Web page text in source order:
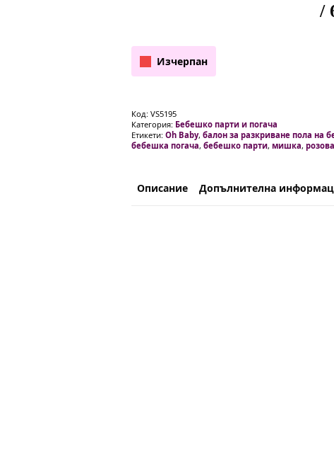
/
Изчерпан
Код: VS5195
Категория: Бебешко парти и погача
Етикети: Oh Baby, балон за разкриване пола на
бебешка погача, бебешко парти, мишка,
Описание Допълнителна